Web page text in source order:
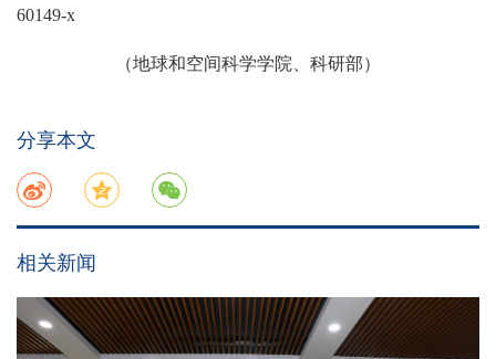
60149-x
（地球和空间科学学院、科研部）
分享本文
相关新闻